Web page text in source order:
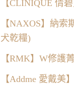
【CLINIQUE 倩
【NAXOS】納
犬乾糧)
【RMK】W修護
【Addme 愛戴